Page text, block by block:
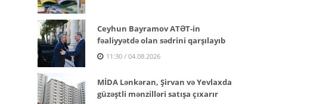
Ceyhun Bayramov ATƏT-in
fəaliyyətdə olan sədrini qarşılayıb
11:30 / 04.08.2026
MİDA Lənkəran, Şirvan və Yevlaxda
güzəştli mənzilləri satışa çıxarır